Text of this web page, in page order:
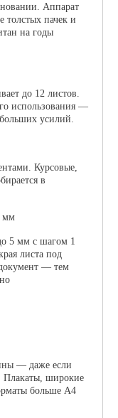
Аппарат
толстых пачек и
на годы
до 12 листов.
использования —
усилий.
Курсовые,
в
мм
5 мм с шагом 1
листа под
— тем
— даже если
Плакаты, широкие
больше А4